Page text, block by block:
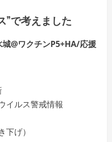
”で考えました
@ワクチンP5+HA/応援
イルス警戒情報
下げ）